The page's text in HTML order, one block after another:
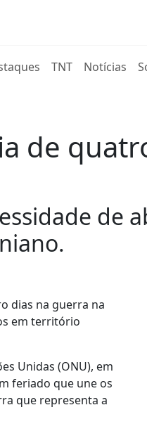
TNT Notícias
de
de
dias na guerra na
em território
Unidas (ONU), em
feriado que une os
que representa a